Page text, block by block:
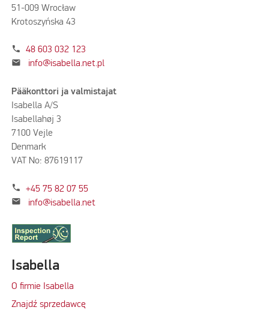
51-009 Wrocław
Krotoszyńska 43
phone 48 603 032 123
mail info@isabella.net.pl
Pääkonttori ja valmistajat
Isabella A/S
Isabellahøj 3
7100 Vejle
Denmark
VAT No: 87619117
phone +45 75 82 07 55
mail info@isabella.net
Isabella
O firmie Isabella
Znajdź sprzedawcę